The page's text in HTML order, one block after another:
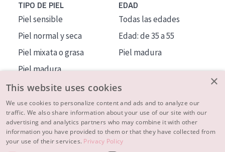
TIPO DE PIEL
Piel sensible
Piel normal y seca
Piel mixata o grasa
Piel madura
Piel expuesta al sol
Piel menopáusica
EDAD
Todas las edades
Edad: de 35 a 55
Piel madura
MÁS SOBRE NOSOTROS
INSPIRACIÓN
×
This website uses cookies
We use cookies to personalize content and ads and to analyze our
traffic. We also share information about your use of our site with our
advertising and analytics partners who may combine it with other
information you have provided to them or that they have collected from
your use of their services. Privacy Policy